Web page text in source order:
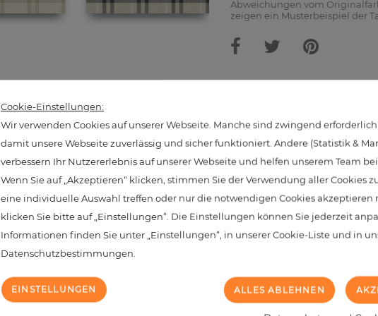
Abweichungen vom
zeigen ein Musterbeispiel der
20 ähnliche Produkte aus dieser
NEU
Cookie-Einstellungen:
Wir verwenden Cookies auf unserer Webseite. Manche sind zwingend
damit unsere Webseite zuverlässig und sicher funktioniert. Andere (Statistik &
verbessern Ihr Nutzererlebnis auf unserer Webseite und helfen unserem Team
Wenn Sie auf „Akzeptieren“ klicken, stimmen Sie der Verwendung aller Cookies
eine individuelle Auswahl treffen oder nur die notwendigen Cookies akzeptieren
klicken Sie bitte auf „Einstellungen“. Die Einstellungen können Sie jederzeit
Informationen finden Sie unter „Einstellungen“, in unserer Cookie-Liste und in
Datenschutzbestimmungen.
ALLES ABLEHNEN
EINSTELLUNGEN